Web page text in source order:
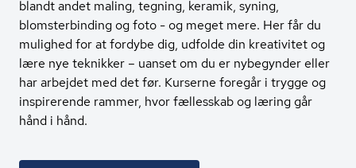
blandt andet maling, tegning, keramik, syning,
blomsterbinding og foto - og meget mere. Her får du
mulighed for at fordybe dig, udfolde din kreativitet og
lære nye teknikker – uanset om du er nybegynder eller
har arbejdet med det før. Kurserne foregår i trygge og
inspirerende rammer, hvor fællesskab og læring går
hånd i hånd.